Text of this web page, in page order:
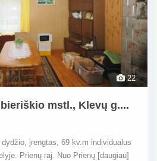
22
mstl., Klevų g....
įrengtas, 69 kv.m individualus
Prienų raj. Nuo Prienų [daugiau]